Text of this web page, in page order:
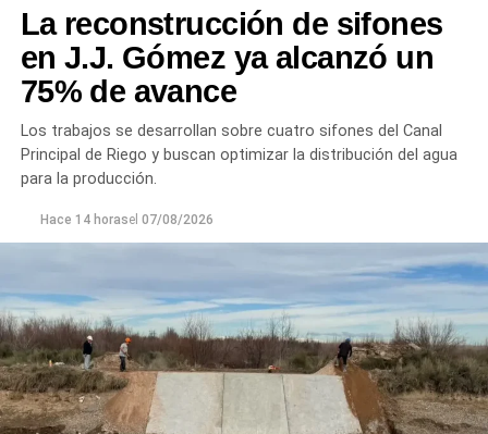
La reconstrucción de sifones
en J.J. Gómez ya alcanzó un
75% de avance
Los trabajos se desarrollan sobre cuatro sifones del Canal
Principal de Riego y buscan optimizar la distribución del agua
para la producción.
Hace 14 horasel 07/08/2026